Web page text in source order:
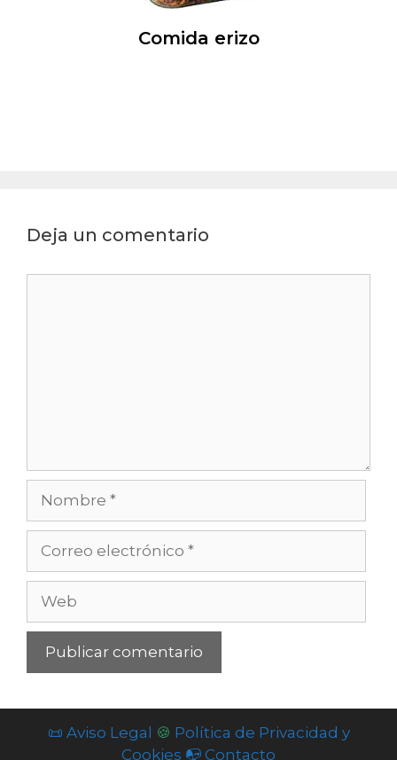
Comida erizo
Deja un comentario
Nombre
📜 Aviso Legal 🍪 Política de Privacidad y
Cookies 📭 Contacto